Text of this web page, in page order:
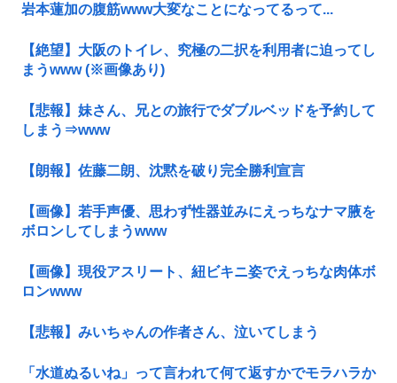
岩本蓮加の腹筋www大変なことになってるって...
【絶望】大阪のトイレ、究極の二択を利用者に迫ってし
まうwww (※画像あり)
【悲報】妹さん、兄との旅行でダブルベッドを予約して
しまう⇒www
【朗報】佐藤二朗、沈黙を破り完全勝利宣言
【画像】若手声優、思わず性器並みにえっちなナマ腋を
ボロンしてしまうwww
【画像】現役アスリート、紐ビキニ姿でえっちな肉体ボ
ロンwww
【悲報】みいちゃんの作者さん、泣いてしまう
「水道ぬるいね」って言われて何て返すかでモラハラか